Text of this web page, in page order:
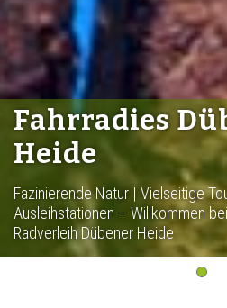
Fahrradies
Heide
Fazinierende Natur | Vielseitige
Ausleihstationen – Willkommen
Radverleih Dübener Heide